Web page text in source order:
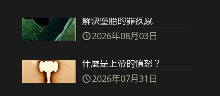
解決墮胎的罪疚感
2026年08月03日
什麼是上帝的憤怒？
2026年07月31日